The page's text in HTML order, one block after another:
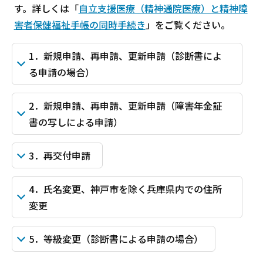
す。詳しくは「自立支援医療（精神通院医療）と精神障
害者保健福祉手帳の同時手続き」をご覧ください。
1．新規申請、再申請、更新申請（診断書によ
る申請の場合）
2．新規申請、再申請、更新申請（障害年金証
書の写しによる申請）
3．再交付申請
4．氏名変更、神戸市を除く兵庫県内での住所
変更
5．等級変更（診断書による申請の場合）